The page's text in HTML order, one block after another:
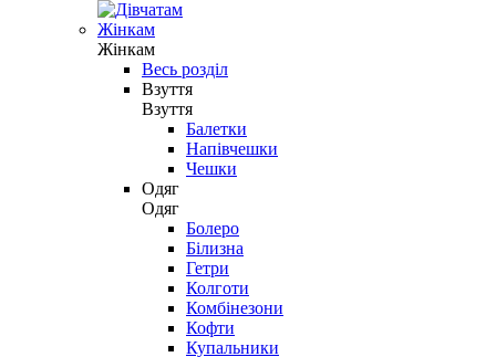
Жінкам
Жінкам
Весь розділ
Взуття
Взуття
Балетки
Напівчешки
Чешки
Одяг
Одяг
Болеро
Білизна
Гетри
Колготи
Комбінезони
Кофти
Купальники